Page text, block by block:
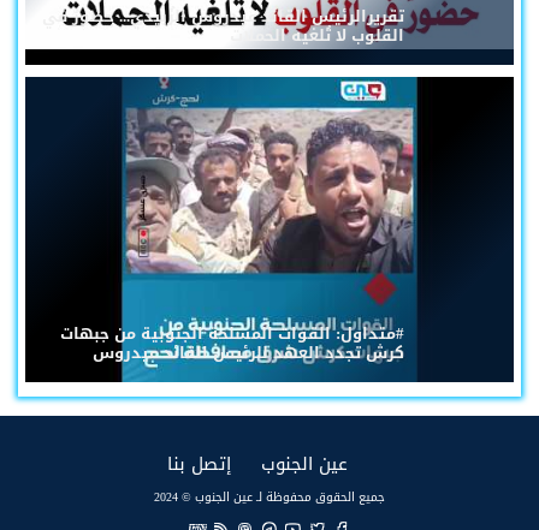
تقريرالرئيس القائد عيدروس الزُبيدي... حضورٌ في
القلوب لا تُلغيه الحملات
#متداول: القوات المسلحة الجنوبية من جبهات
كرش تجدد العهد للرئيس القائد عيدروس
عين الجنوب إتصل بنا
جميع الحقوق محفوظة لـ عين الجنوب © 2024